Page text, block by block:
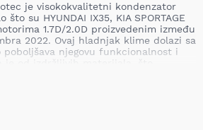
je visokokvalitetni kondenzator
su HYUNDAI IX35, KIA SPORTAGE
1.7D/2.0D proizvedenim između
2022. Ovaj hladnjak klime dolazi sa
poboljšava njegovu funkcionalnost i
je od izdržljivih materijala, što
i pouzdanost u radu.